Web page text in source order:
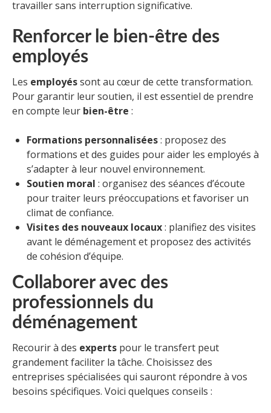
travailler sans interruption significative.
Renforcer le bien-être des
employés
Les employéssont au cœur de cette transformation.
Pour garantir leur soutien, il est essentiel de prendre
en compte leur bien-être :
Formations personnalisées: proposez des
formations et des guides pour aider les employés à
s’adapter à leur nouvel environnement.
Soutien moral : organisez des séances d’écoute
pour traiter leurs préoccupations et favoriser un
climat de confiance.
Visites des nouveaux locaux: planifiez des visites
avant le déménagement et proposez des activités
de cohésion d’équipe.
Collaborer avec des
professionnels du
déménagement
Recourir à des experts pour le transfert peut
grandement faciliter la tâche. Choisissez des
entreprises spécialisées qui sauront répondre à vos
besoins spécifiques. Voici quelques conseils :